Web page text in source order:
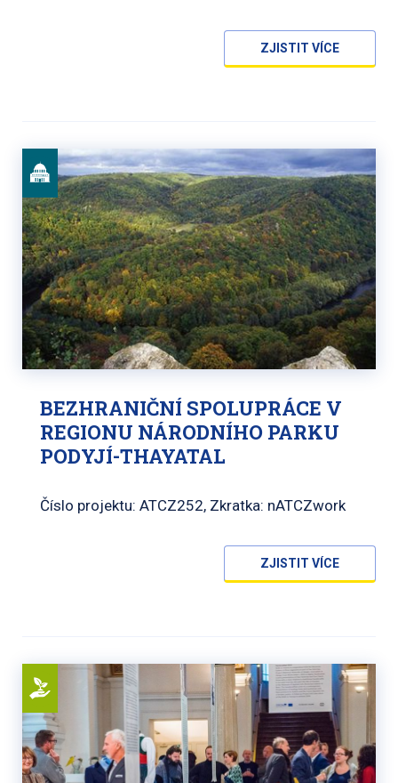
ZJISTIT VÍCE
BEZHRANIČNÍ SPOLUPRÁCE V
REGIONU NÁRODNÍHO PARKU
PODYJÍ-THAYATAL
Číslo projektu: ATCZ252, Zkratka: nATCZwork
ZJISTIT VÍCE